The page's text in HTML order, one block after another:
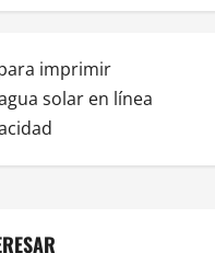
imprimir
solar en línea